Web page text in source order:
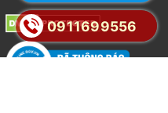
0911699556